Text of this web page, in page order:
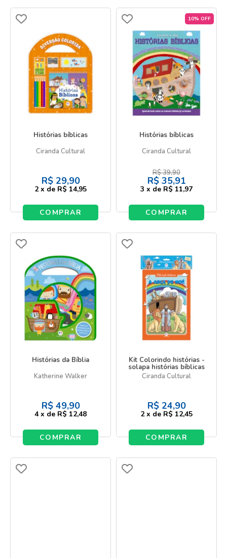
Histórias bíblicas
Ciranda Cultural
R$ 29,90
2 x de R$ 14,95
COMPRAR
10% OFF
Histórias bíblicas
Ciranda Cultural
R$39,90
R$ 35,91
3 x de R$ 11,97
COMPRAR
Histórias da Bíblia
Katherine Walker
R$ 49,90
4 x de R$ 12,48
COMPRAR
Kit Colorindo histórias -
solapa histórias bíblicas
Ciranda Cultural
R$ 24,90
2 x de R$ 12,45
COMPRAR